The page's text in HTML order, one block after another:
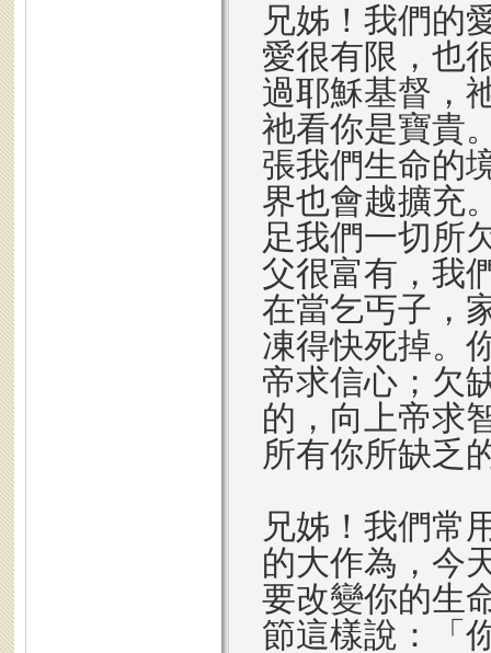
兄姊！我們的
愛很有限，也
過耶穌基督，
祂看你是寶貴
張我們生命的
界也會越擴充
足我們一切所
父很富有，我
在當乞丐子，
凍得快死掉。
帝求信心；欠
的，向上帝求
所有你所缺乏
兄姊！我們常
的大作為，今
要改變你的生
節這樣說：「